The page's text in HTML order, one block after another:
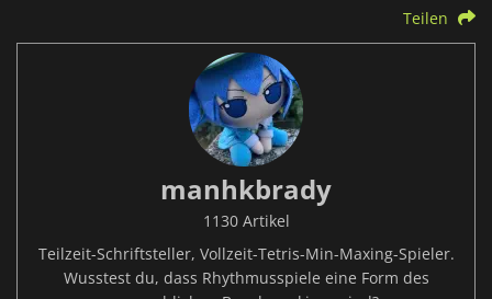
Teilen
manhkbrady
1130 Artikel
Teilzeit-Schriftsteller, Vollzeit-Tetris-Min-Maxing-Spieler.
Wusstest du, dass Rhythmusspiele eine Form des